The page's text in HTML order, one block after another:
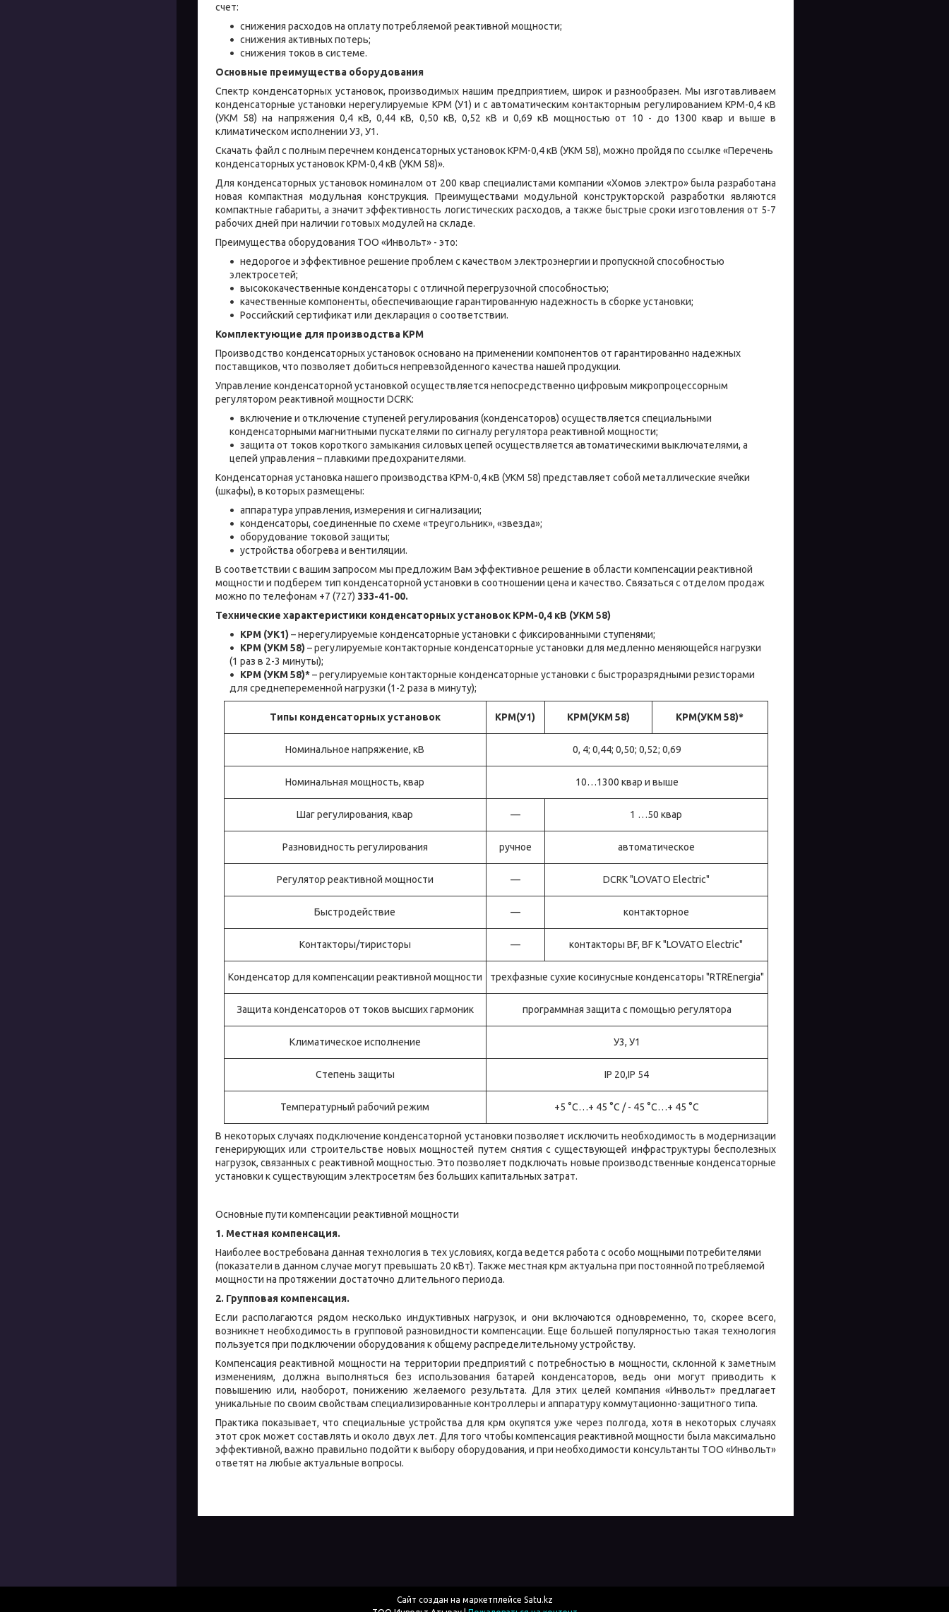
счет:
снижения расходов на оплату потребляемой реактивной мощности;
снижения активных потерь;
снижения токов в системе.
Основные преимущества оборудования
Спектр конденсаторных установок, производимых нашим предприятием, широк и разнообразен. Мы изготавливаем
конденсаторные установки нерегулируемые КРМ (У1) и с автоматическим контакторным регулированием КРМ-0,4 кВ
(УКМ 58) на напряжения 0,4 кВ, 0,44 кВ, 0,50 кВ, 0,52 кВ и 0,69 кВ мощностью от 10 - до 1300 квар и выше в
климатическом исполнении У3, У1.
Скачать файл с полным перечнем конденсаторных установок КРМ-0,4 кВ (УКМ 58), можно пройдя по ссылке «Перечень
конденсаторных установок КРМ-0,4 кВ (УКМ 58)».
Для конденсаторных установок номиналом от 200 квар специалистами компании «Хомов электро» была разработана
новая компактная модульная конструкция. Преимуществами модульной конструкторской разработки являются
компактные габариты, а значит эффективность логистических расходов, а также быстрые сроки изготовления от 5-7
рабочих дней при наличии готовых модулей на складе.
Преимущества оборудования ТОО «Инвольт» - это:
недорогое и эффективное решение проблем с качеством электроэнергии и пропускной способностью
электросетей;
высококачественные конденсаторы с отличной перегрузочной способностью;
качественные компоненты, обеспечивающие гарантированную надежность в сборке установки;
Российский сертификат или декларация о соответствии.
Комплектующие для производства КРМ
Производство конденсаторных установок основано на применении компонентов от гарантированно надежных
поставщиков, что позволяет добиться непревзойденного качества нашей продукции.
Управление конденсаторной установкой осуществляется непосредственно цифровым микропроцессорным
регулятором реактивной мощности DCRK:
включение и отключение ступеней регулирования (конденсаторов) осуществляется специальными
конденсаторными магнитными пускателями по сигналу регулятора реактивной мощности;
защита от токов короткого замыкания силовых цепей осуществляется автоматическими выключателями, а
цепей управления – плавкими предохранителями.
Конденсаторная установка нашего производства КРМ-0,4 кВ (УКМ 58) представляет собой металлические ячейки
(шкафы), в которых размещены:
аппаратура управления, измерения и сигнализации;
конденсаторы, соединенные по схеме «треугольник», «звезда»;
оборудование токовой защиты;
устройства обогрева и вентиляции.
В соответствии с вашим запросом мы предложим Вам эффективное решение в области компенсации реактивной
мощности и подберем тип конденсаторной установки в соотношении цена и качество. Связаться с отделом продаж
можно по телефонам +7 (727) 333-41-00.
Технические характеристики конденсаторных установок КРМ-0,4 кВ (УКМ 58)
КРМ (УК1) – нерегулируемые конденсаторные установки с фиксированными ступенями;
КРМ (УКМ 58) – регулируемые контакторные конденсаторные установки для медленно меняющейся нагрузки
(1 раз в 2-3 минуты);
КРМ (УКМ 58)*– регулируемые контакторные конденсаторные установки с быстроразрядными резисторами
для среднепеременной нагрузки (1-2 раза в минуту);
Типы конденсаторных установок КРМ(У1) КРМ(УКМ 58) КРМ(УКМ 58)*
Номинальное напряжение, кВ 0, 4; 0,44; 0,50; 0,52; 0,69
Номинальная мощность, квар 10…1300 квар и выше
Шаг регулирования, квар — 1 …50 квар
Разновидность регулирования ручное автоматическое
Регулятор реактивной мощности — DCRK "LOVATO Electric"
Быстродействие — контакторное
Контакторы/тиристоры — контакторы BF, BF K "LOVATO Electric"
Конденсатор для компенсации реактивной мощности трехфазные сухие косинусные конденсаторы "RTREnergia"
Защита конденсаторов от токов высших гармоник программная защита с помощью регулятора
Климатическое исполнение У3, У1
Степень защиты IP 20,IP 54
Температурный рабочий режим +5 °С…+ 45 °С / - 45 °С…+ 45 °С
В некоторых случаях подключение конденсаторной установки позволяет исключить необходимость в модернизации
генерирующих или строительстве новых мощностей путем снятия с существующей инфраструктуры бесполезных
нагрузок, связанных с реактивной мощностью. Это позволяет подключать новые производственные конденсаторные
установки к существующим электросетям без больших капитальных затрат.
Основные пути компенсации реактивной мощности
1. Местная компенсация.
Наиболее востребована данная технология в тех условиях, когда ведется работа с особо мощными потребителями
(показатели в данном случае могут превышать 20 кВт). Также местная крм актуальна при постоянной потребляемой
мощности на протяжении достаточно длительного периода.
2. Групповая компенсация.
Если располагаются рядом несколько индуктивных нагрузок, и они включаются одновременно, то, скорее всего,
возникнет необходимость в групповой разновидности компенсации. Еще большей популярностью такая технология
пользуется при подключении оборудования к общему распределительному устройству.
Компенсация реактивной мощности на территории предприятий с потребностью в мощности, склонной к заметным
изменениям, должна выполняться без использования батарей конденсаторов, ведь они могут приводить к
повышению или, наоборот, понижению желаемого результата. Для этих целей компания «Инвольт» предлагает
уникальные по своим свойствам специализированные контроллеры и аппаратуру коммутационно-защитного типа.
Практика показывает, что специальные устройства для крм окупятся уже через полгода, хотя в некоторых случаях
этот срок может составлять и около двух лет. Для того чтобы компенсация реактивной мощности была максимально
эффективной, важно правильно подойти к выбору оборудования, и при необходимости консультанты ТОО «Инвольт»
ответят на любые актуальные вопросы.
Сайт создан на маркетплейсе Satu.kz